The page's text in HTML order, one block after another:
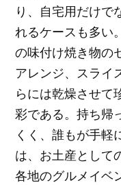
り、自宅用だけで
れるケースも多い
の味付け焼き物の
アレンジ、スライ
らには乾燥させて
彩である。持ち帰
くく、誰もが手軽
は、お土産として
各地のグルメイベ